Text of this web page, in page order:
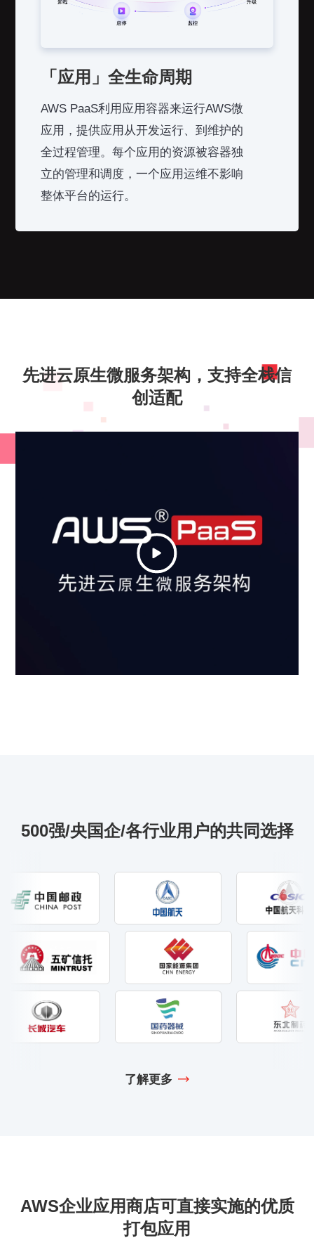
「应用」全生命周期
AWS PaaS利用应用容器来运行AWS微
应用，提供应用从开发运行、到维护的
全过程管理。每个应用的资源被容器独
立的管理和调度，一个应用运维不影响
整体平台的运行。
先进云原生微服务架构，支持全栈信
创适配
500强/央国企/各行业用户的共同选择
了解更多
AWS企业应用商店可直接实施的优质
打包应用